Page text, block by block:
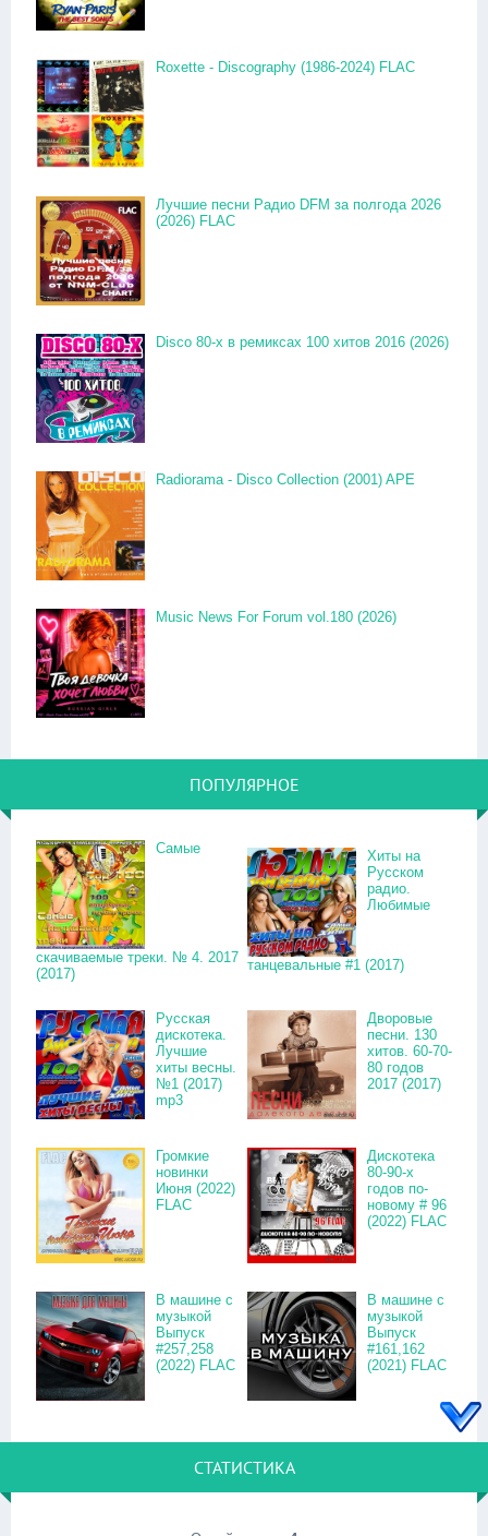
Roxette - Discography (1986-2024) FLAC
Лучшие песни Радио DFM за полгода 2026
(2026) FLAC
Disco 80-x в ремиксах 100 хитов 2016 (2026)
Radiorama - Disco Collection (2001) APE
Music News For Forum vol.180 (2026)
ПОПУЛЯРНОЕ
Самые
скачиваемые треки. № 4. 2017
(2017)
Хиты на
Русском
радио.
Любимые
танцевальные #1 (2017)
Русская
дискотека.
Лучшие
хиты весны.
№1 (2017)
mp3
Дворовые
песни. 130
хитов. 60-70-
80 годов
2017 (2017)
Громкие
новинки
Июня (2022)
FLAC
Дискотека
80-90-х
годов по-
новому # 96
(2022) FLAC
В машине с
музыкой
Выпуск
#257,258
(2022) FLAC
В машине с
музыкой
Выпуск
#161,162
(2021) FLAC
СТАТИСТИКА